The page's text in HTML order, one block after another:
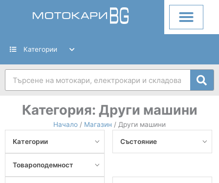
Категории
Категория: Други машини
Начало / Магазин / Други машини
Категории Състояние
Товароподемност